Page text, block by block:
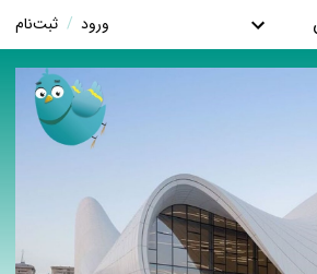
ورود / ثبت‌نام